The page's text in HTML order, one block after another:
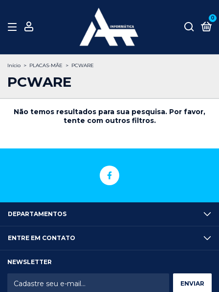
0
Início > PLACAS-MÃE > PCWARE
PCWARE
Não temos resultados para sua pesquisa. Por favor,
tente com outros filtros.
DEPARTAMENTOS
ENTRE EM CONTATO
NEWSLETTER